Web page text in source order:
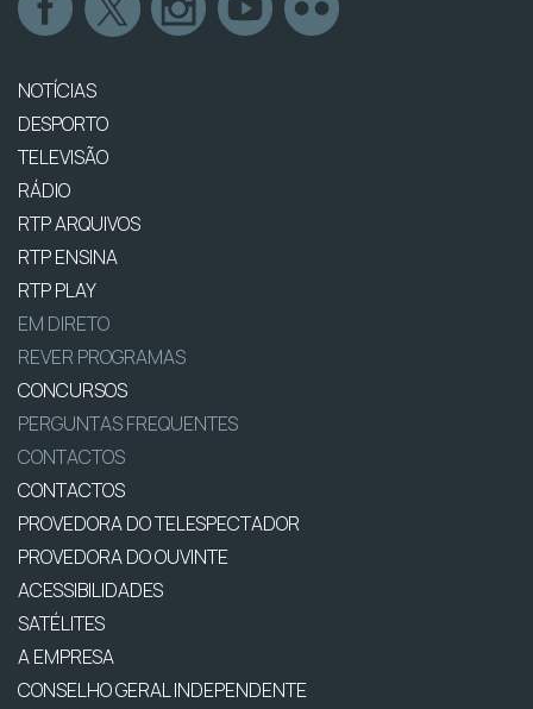
NOTÍCIAS
DESPORTO
TELEVISÃO
RÁDIO
RTP ARQUIVOS
RTP ENSINA
RTP PLAY
EM DIRETO
REVER PROGRAMAS
CONCURSOS
PERGUNTAS FREQUENTES
CONTACTOS
CONTACTOS
PROVEDORA DO TELESPECTADOR
PROVEDORA DO OUVINTE
ACESSIBILIDADES
SATÉLITES
A EMPRESA
CONSELHO GERAL INDEPENDENTE